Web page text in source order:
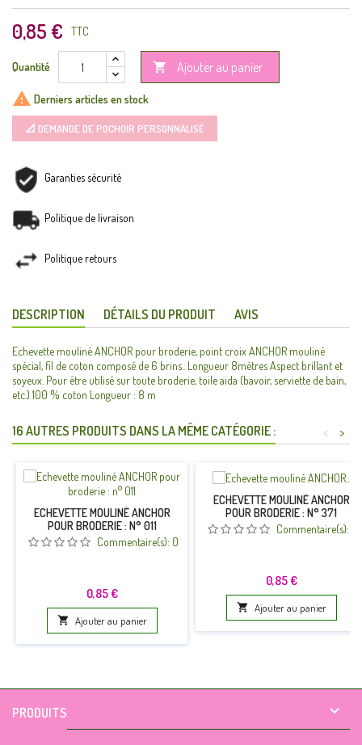
0,85 € TTC
Quantité  Ajouter au panier
 Derniers articles en stock
📐 DEMANDE DE POCHOIR PERSONNALISÉ
Garanties sécurité
Politique de livraison
Politique retours
DESCRIPTION DÉTAILS DU PRODUIT AVIS
Echevette mouliné ANCHOR pour broderie, point croix ANCHOR mouliné
spécial, fil de coton composé de 6 brins.. Longueur 8mètres Aspect brillant et
soyeux. Pour être utilisé sur toute broderie, toile aida (bavoir, serviette de bain,
etc.) 100 % coton Longueur : 8 m
16 AUTRES PRODUITS DANS LA MÊME CATÉGORIE : >
<
ECHEVETTE MOULINÉ ANCHOR
POUR BRODERIE : N° 011
Commentaire(s): 0
Prix
0,85 €
 Ajouter au panier
ECHEVETTE MOULINÉ ANCHOR
POUR BRODERIE : N° 371
Commentaire(s):
Prix
0,85 €
 Ajouter au panier
PRODUITS 